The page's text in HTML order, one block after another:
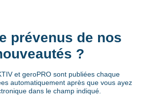
prévenus de nos
?
et geroPRO sont publiées chaque
automatiquement après que vous ayez
dans le champ indiqué.